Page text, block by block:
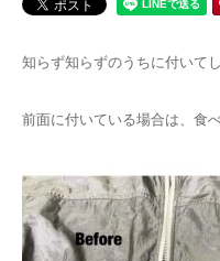
知らず知らずのうちに付いて
前面に付いている場合は、食